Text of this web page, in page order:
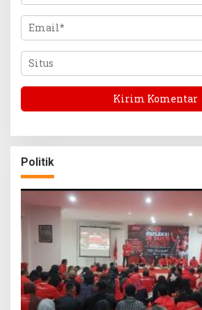
Politik